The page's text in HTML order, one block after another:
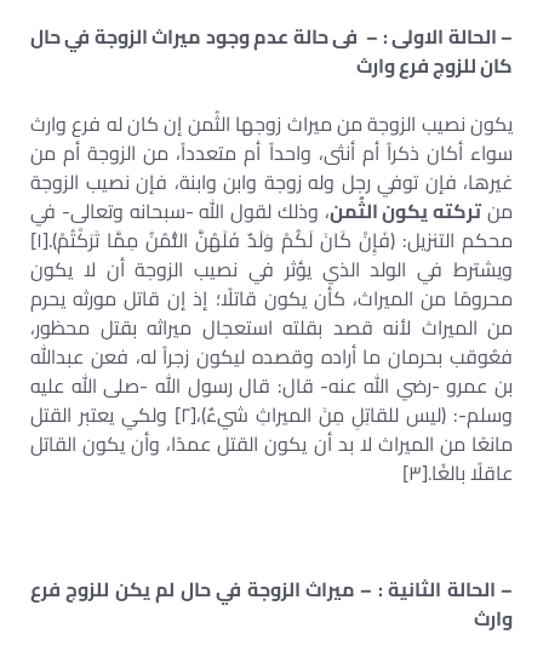
– الحالة الاولى : – فى حالة عدم وجود ميراث الزوجة في حال
كان للزوج فرع وارث
يكون نصيب الزوجة من ميراث زوجها الثُمن إن كان له فرع وارث
سواء أكان ذكراً أم أنثى، واحداً أم متعدداً، من الزوجة أم من
غيرها، فإن توفي رجل وله زوجة وابن وابنة، فإن نصيب الزوجة
منتركته يكون الثُمن، وذلك لقول الله -سبحانه وتعالى- في
محكم التنزيل: (فَإِنْ كَانَ لَكُمْ وَلَدٌ فَلَهُنَّ الثُّمُنُ مِمَّا تَرَكْتُمْ).[١]
ويشترط في الولد الذي يؤثر في نصيب الزوجة أن لا يكون
محرومًا من الميراث، كأن يكون قاتلًا؛ إذ إن قاتل مورثه يحرم
من الميراث لأنه قصد بقلته استعجال ميراثه بقتل محظور،
فعُوقب بحرمان ما أراده وقصده ليكون زجراً له، فعن عبدالله
بن عمرو -رضي الله عنه- قال: قال رسول الله -صلى الله عليه
وسلم-: (ليس للقاتِلِ مِنَ الميراثِ شيءٌ)،[٢] ولكي يعتبر القتل
مانعًا من الميراث لا بد أن يكون القتل عمدًا، وأن يكون القاتل
عاقلًا بالغًا.[٣]
– الحالة الثانية : – ميراث الزوجة في حال لم يكن للزوج فرع
وارث